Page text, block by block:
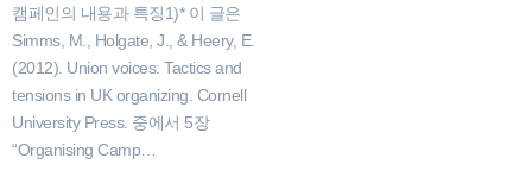
캠페인의 내용과 특징1)* 이 글은
Simms, M., Holgate, J., & Heery, E.
(2012). Union voices: Tactics and
tensions in UK organizing. Cornell
University Press. 중에서 5장
“Organising Camp…